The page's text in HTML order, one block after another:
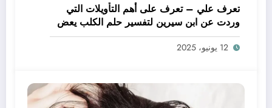
تعرف علي – تعرف على أهم التأويلات التي
وردت عن ابن سيرين لتفسير حلم الكلب يعض
يدي – بالتفصيل
12 يونيو، 2025